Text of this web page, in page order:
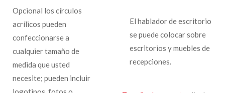
Opcional los círculos
acrílicos pueden
confeccionarse a
cualquier tamaño de
medida que usted
necesite; pueden incluir
El hablador de escritorio
se puede colocar sobre
escritorios y muebles de
recepciones.